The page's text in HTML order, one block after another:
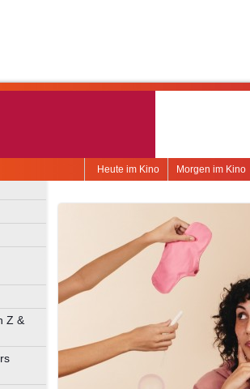
Morgen im Kino
Heute im Kino
Zeit
Z &